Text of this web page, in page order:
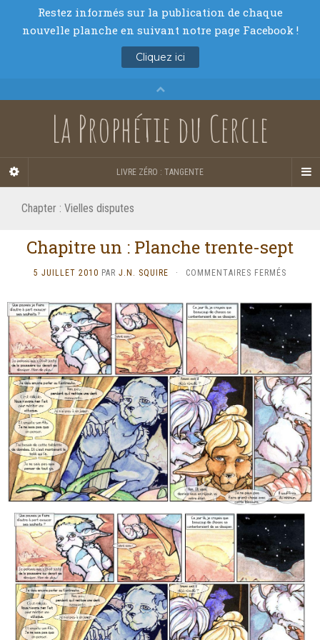
La Prophétie du Cercle
LIVRE ZÉRO : TANGENTE
Chapter : Vielles disputes
Chapitre un : Planche trente-sept
5 JUILLET 2010 PAR J.N. SQUIRE · COMMENTAIRES FERMÉS
SEPT